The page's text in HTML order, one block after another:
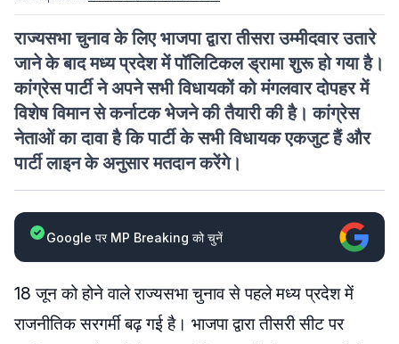
राज्यसभा चुनाव के लिए भाजपा द्वारा तीसरा उम्मीदवार उतारे
जाने के बाद मध्य प्रदेश में पॉलिटिकल ड्रामा शुरू हो गया है।
कांग्रेस पार्टी ने अपने सभी विधायकों को मंगलवार दोपहर में
विशेष विमान से कर्नाटक भेजने की तैयारी की है। कांग्रेस
नेताओं का दावा है कि पार्टी के सभी विधायक एकजुट हैं और
पार्टी लाइन के अनुसार मतदान करेंगे।
Google पर MP Breaking को चुनें
18 जून को होने वाले राज्यसभा चुनाव से पहले मध्य प्रदेश में
राजनीतिक सरगर्मी बढ़ गई है। भाजपा द्वारा तीसरी सीट पर